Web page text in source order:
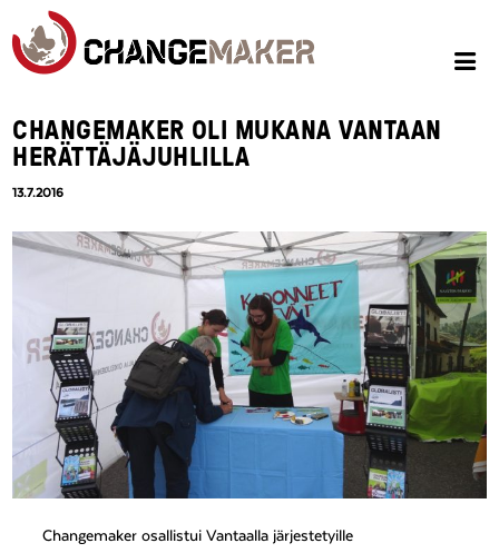
CHANGEMAKER OLI MUKANA VANTAAN
HERÄTTÄJÄJUHLILLA
13.7.2016
Changemaker osallistui Vantaalla järjestetyille